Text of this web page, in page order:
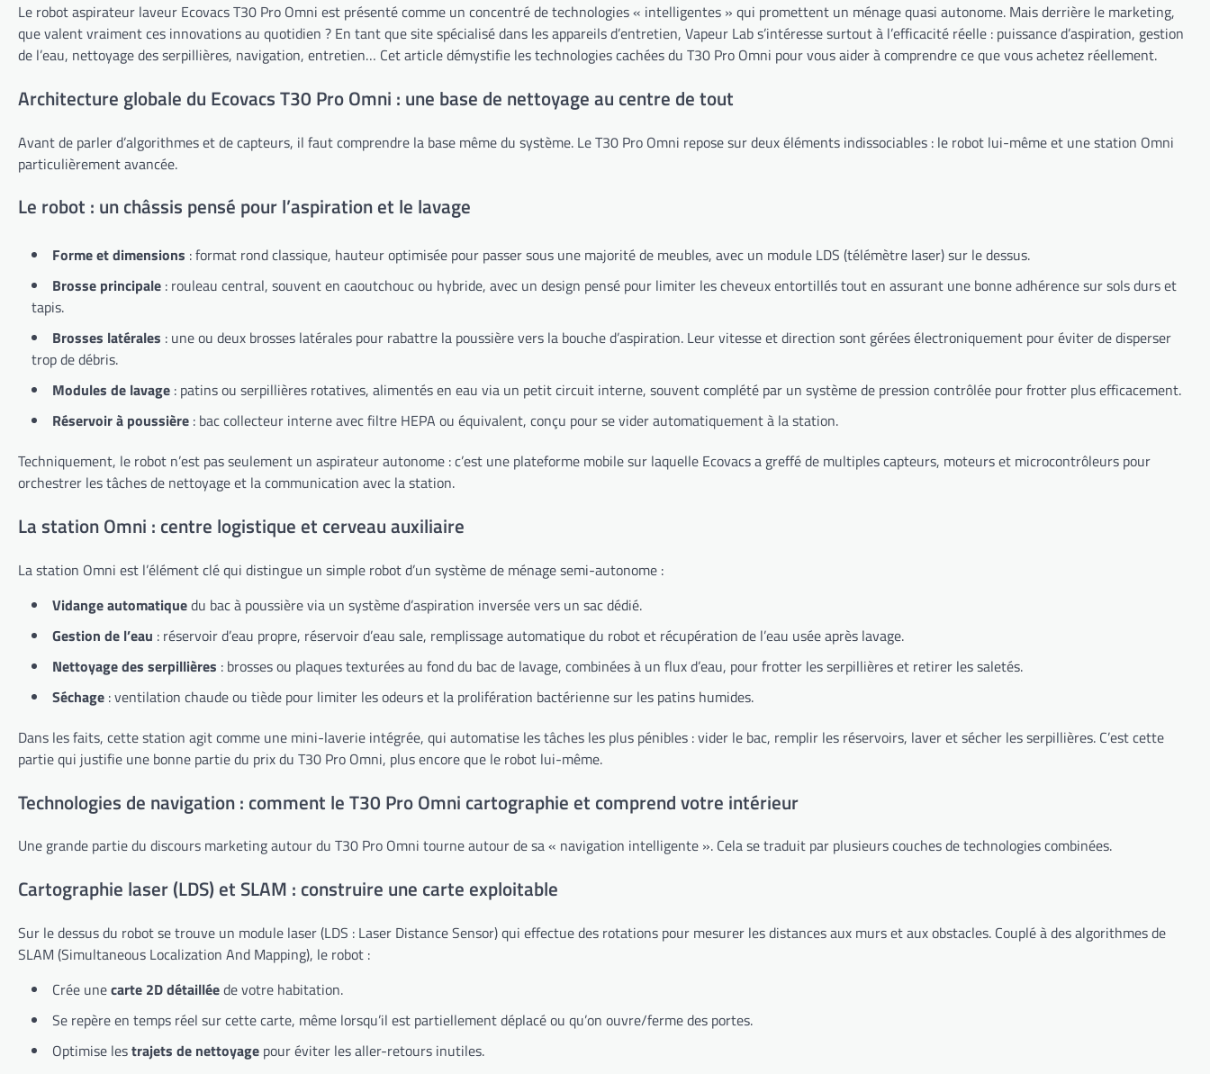
Le robot aspirateur laveur Ecovacs T30 Pro Omni est présenté comme un concentré de technologies « intelligentes » qui promettent un ménage quasi autonome. Mais derrière le marketing,
que valent vraiment ces innovations au quotidien ? En tant que site spécialisé dans les appareils d’entretien, Vapeur Lab s’intéresse surtout à l’efficacité réelle : puissance d’aspiration, gestion
de l’eau, nettoyage des serpillières, navigation, entretien… Cet article démystifie les technologies cachées du T30 Pro Omni pour vous aider à comprendre ce que vous achetez réellement.
Architecture globale du Ecovacs T30 Pro Omni : une base de nettoyage au centre de tout
Avant de parler d’algorithmes et de capteurs, il faut comprendre la base même du système. Le T30 Pro Omni repose sur deux éléments indissociables : le robot lui-même et une station Omni
particulièrement avancée.
Le robot : un châssis pensé pour l’aspiration et le lavage
Forme et dimensions : format rond classique, hauteur optimisée pour passer sous une majorité de meubles, avec un module LDS (télémètre laser) sur le dessus.
Brosse principale : rouleau central, souvent en caoutchouc ou hybride, avec un design pensé pour limiter les cheveux entortillés tout en assurant une bonne adhérence sur sols durs et
tapis.
Brosses latérales : une ou deux brosses latérales pour rabattre la poussière vers la bouche d’aspiration. Leur vitesse et direction sont gérées électroniquement pour éviter de disperser
trop de débris.
Modules de lavage : patins ou serpillières rotatives, alimentés en eau via un petit circuit interne, souvent complété par un système de pression contrôlée pour frotter plus efficacement.
Réservoir à poussière : bac collecteur interne avec filtre HEPA ou équivalent, conçu pour se vider automatiquement à la station.
Techniquement, le robot n’est pas seulement un aspirateur autonome : c’est une plateforme mobile sur laquelle Ecovacs a greffé de multiples capteurs, moteurs et microcontrôleurs pour
orchestrer les tâches de nettoyage et la communication avec la station.
La station Omni : centre logistique et cerveau auxiliaire
La station Omni est l’élément clé qui distingue un simple robot d’un système de ménage semi-autonome :
Vidange automatiquedu bac à poussière via un système d’aspiration inversée vers un sac dédié.
Gestion de l’eau : réservoir d’eau propre, réservoir d’eau sale, remplissage automatique du robot et récupération de l’eau usée après lavage.
Nettoyage des serpillières : brosses ou plaques texturées au fond du bac de lavage, combinées à un flux d’eau, pour frotter les serpillières et retirer les saletés.
Séchage : ventilation chaude ou tiède pour limiter les odeurs et la prolifération bactérienne sur les patins humides.
Dans les faits, cette station agit comme une mini-laverie intégrée, qui automatise les tâches les plus pénibles : vider le bac, remplir les réservoirs, laver et sécher les serpillières. C’est cette
partie qui justifie une bonne partie du prix du T30 Pro Omni, plus encore que le robot lui-même.
Technologies de navigation : comment le T30 Pro Omni cartographie et comprend votre intérieur
Une grande partie du discours marketing autour du T30 Pro Omni tourne autour de sa « navigation intelligente ». Cela se traduit par plusieurs couches de technologies combinées.
Cartographie laser (LDS) et SLAM : construire une carte exploitable
Sur le dessus du robot se trouve un module laser (LDS : Laser Distance Sensor) qui effectue des rotations pour mesurer les distances aux murs et aux obstacles. Couplé à des algorithmes de
SLAM (Simultaneous Localization And Mapping), le robot :
Crée unecarte 2D détailléede votre habitation.
Se repère en temps réel sur cette carte, même lorsqu’il est partiellement déplacé ou qu’on ouvre/ferme des portes.
Optimise lestrajets de nettoyage pour éviter les aller-retours inutiles.